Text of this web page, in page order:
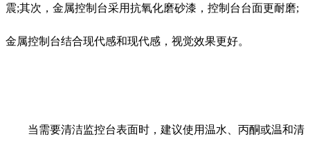
震;其次，金属控制台采用抗氧化磨砂漆，控制台台面更耐磨;
金属控制台结合现代感和现代感，视觉效果更好。
当需要清洁监控台表面时，建议使用温水、丙酮或温和清